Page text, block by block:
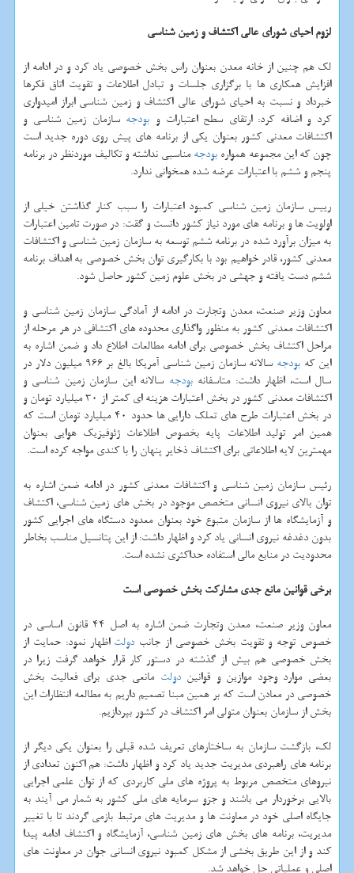
لزوم احیای شورای عالی اكتشاف و زمین شناسی
لك هم چنین از خانه معدن بعنوان راس بخش خصوصی یاد كرد و در ادامه از
افزایش همكاری ها با برگزاری جلسات و تبادل اطلاعات و تقویت اتاق فكرها
خبرداد و نسبت به احیای شورای عالی اكتشاف و زمین شناسی ابراز امیدواری
كرد و اضافه كرد: ارتقای سطح اعتبارات و بودجه سازمان زمین شناسی و
اكتشافات معدنی كشور بعنوان یكی از برنامه های پیش روی دوره جدید است
چون كه این مجموعه همواره بودجهمناسبی نداشته و تكالیف موردنظر در برنامه
پنجم و ششم با اعتبارات عرضه شده همخوانی ندارد.
رییس سازمان زمین شناسی كمبود اعتبارات را سبب كنار گذاشتن خیلی از
اولویت ها و برنامه های مورد نیاز كشور دانست و گقت: در صورت تامین اعتبارات
به میزان برآورد شده در برنامه ششم توسعه به سازمان زمین شناسی و اكتشافات
معدنی كشور، قادر خواهیم بود با بكارگیری توان بخش خصوصی به اهداف برنامه
ششم دست یافته و جهشی در بخش علوم زمین كشور حاصل شود.
معاون وزیر صنعت، معدن وتجارت در ادامه از آمادگی سازمان زمین شناسی و
اكتشافات معدنی كشور به منظور واگذاری محدوده های اكتشافی در هر مرحله از
مراحل اكتشاف بخش خصوصی برای ادامه مطالعات اطلاع داد و ضمن اشاره به
این كه بودجه
سالانه سازمان زمین شناسی آمریكا بالغ بر 966 میلیون دلار در
سال است، اظهار داشت: متاسفانهبودجه سالانه این سازمان زمین شناسی و
اكتشافات معدنی كشور در بخش اعتبارات هزینه ای كمتر از 30 میلیارد تومان و
در بخش اعتبارات طرح های تملك دارایی ها حدود 40 میلیارد تومان است كه
همین امر تولید اطلاعات پایه بخصوص اطلاعات ژئوفیزیك هوایی بعنوان
مهمترین لایه اطلاعاتی برای اكتشاف ذخایر پنهان را با كندی مواجه كرده است.
رئیس سازمان زمین شناسی و اكتشافات معدنی كشور در ادامه ضمن اشاره به
توان بالای نیروی انسانی متخصص موجود در بخش های زمین شناسی، اكتشاف
و آزمایشگاه ها از سازمان متبوع خود بعنوان معدود دستگاه های اجرایی كشور
بدون دغدغه نیروی انسانی یاد كرد و اظهار داشت: از این پتانسیل مناسب بخاطر
محدودیت در منابع مالی استفاده حداكثری نشده است.
برخی قوانین مانع جدی مشاركت بخش خصوصی است
معاون وزیر صنعت، معدن وتجارت ضمن اشاره به اصل 44 قانون اساسی در
خصوص توجه و تقویت بخش خصوصی از جانب دولت اظهار نمود: حمایت از
بخش خصوصی هم بیش از گذشته در دستور كار قرار خواهد گرفت زیرا در
بعضی موارد وجود موازین و قوانیندولت مانعی جدی برای فعالیت بخش
خصوصی در معادن است كه بر همین مبنا تصمیم داریم به مطالعه انتظارات این
بخش از سازمان بعنوان متولی امر اكتشاف در كشور بپردازیم.
لك، بازگشت سازمان به ساختارهای تعریف شده قبلی را بعنوان یكی دیگر از
برنامه های راهبردی مدیریت جدید یاد كرد و اظهار داشت: هم اكنون تعدادی از
نیروهای متخصص مربوط به پروژه های ملی كاربردی كه از توان علمی اجرایی
بالایی برخوردار می باشند و جزو سرمایه های ملی كشور به شمار می آیند به
جایگاه اصلی خود در معاونت ها و مدیریت های مرتبط بازمی گردند تا با تغییر
مدیریت، برنامه های بخش های زمین شناسی، آزمایشگاه و اكتشاف ادامه پیدا
كند و از این طریق بخشی از مشكل كمبود نیروی انسانی جوان در معاونت های
اصلی و عملیاتی حل خواهد شد.